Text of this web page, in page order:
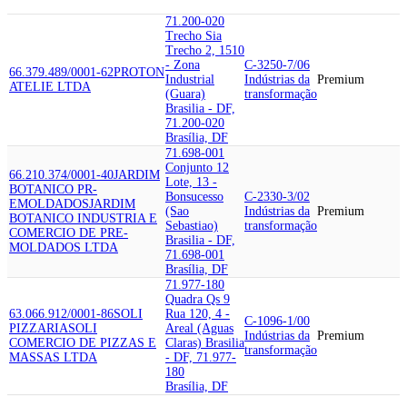
66.379.489/0001-62PROTON
ATELIE LTDA
71.200-020
Trecho Sia
Trecho 2, 1510
- Zona
Industrial
(Guara)
Brasilia - DF,
71.200-020
Brasília, DF
C-3250-7/06
Indústrias da
transformação
Premium
66.210.374/0001-40JARDIM
BOTANICO PR-
EMOLDADOSJARDIM
BOTANICO INDUSTRIA E
COMERCIO DE PRE-
MOLDADOS LTDA
71.698-001
Conjunto 12
Lote, 13 -
Bonsucesso
(Sao
Sebastiao)
Brasilia - DF,
71.698-001
Brasília, DF
C-2330-3/02
Indústrias da
transformação
Premium
63.066.912/0001-86SOLI
PIZZARIASOLI
COMERCIO DE PIZZAS E
MASSAS LTDA
71.977-180
Quadra Qs 9
Rua 120, 4 -
Areal (Aguas
Claras) Brasilia
- DF, 71.977-
180
Brasília, DF
C-1096-1/00
Indústrias da
transformação
Premium